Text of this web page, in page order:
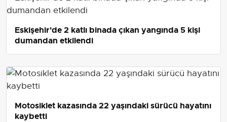
Eskişehir'de 2 katlı binada çıkan yangında 5 kişi
dumandan etkilendi
Motosiklet kazasında 22 yaşındaki sürücü hayatını
kaybetti